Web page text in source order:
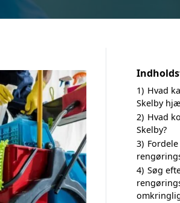
1) Hvad
Skelby
2) Hvad
Skelby?
3)
4) Søg